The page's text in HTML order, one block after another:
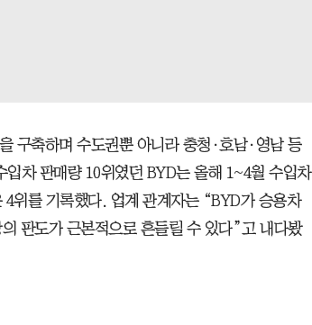
구축하며 수도권뿐 아니라 충청·호남·영남 등
차 판매량 10위였던 BYD는 올해 1~4월 수입차
위를 기록했다. 업계 관계자는 “BYD가 승용차
판도가 근본적으로 흔들릴 수 있다”고 내다봤